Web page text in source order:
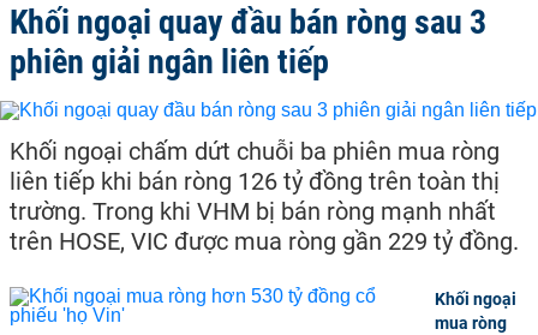
Khối ngoại quay đầu bán ròng sau 3
phiên giải ngân liên tiếp
Khối ngoại chấm dứt chuỗi ba phiên mua ròng
liên tiếp khi bán ròng 126 tỷ đồng trên toàn thị
trường. Trong khi VHM bị bán ròng mạnh nhất
trên HOSE, VIC được mua ròng gần 229 tỷ đồng.
Khối ngoại
mua ròng